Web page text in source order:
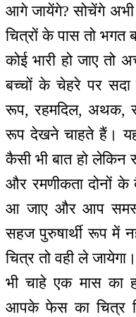
आगे जायेंगे? सोचेंगे
चित्रों के पास तो
कोई भारी हो जाए तो
बच्चों के चेहरे पर सदा
रूप, रहमदिल, अथक,
रूप देखने चाहते हैं। यह
कैसी भी बात हो लेकिन
और रमणीकता दोनों
आ जाए और आप
सहज पुरुषार्थी रूप में
चित्र तो वही ले
भी चाहे एक मास का
आपके फेस का चित्र